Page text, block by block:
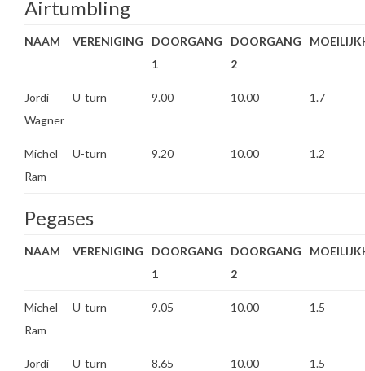
Airtumbling
NAAM VERENIGING
DOORGANG
1
DOORGANG
2
Jordi
Wagner
U-turn 9.00 10.00 1.7
Michel
Ram
U-turn 9.20 10.00 1.2
Pegases
NAAM VERENIGING
DOORGANG
1
DOORGANG
2
Michel
Ram
U-turn 9.05 10.00 1.5
Jordi
U-turn 8.65 10.00 1.5